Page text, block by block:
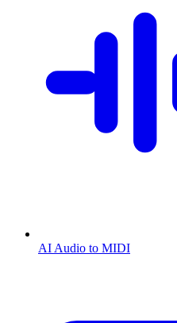
AI Audio to MIDI